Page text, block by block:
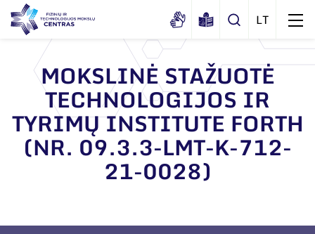
Apie mus
Dokumentai
Sertifikatai ir akreditavimo pažymėjimai
Viešieji pirkimai
Struktūra
Administracija
Administraciniai skyriai
Naujienos
Bendri rekvizitai
MOKSLINĖ STAŽUOTĖ
TECHNOLOGIJOS IR
TYRIMŲ INSTITUTE FORTH
(NR. 09.3.3-LMT-K-712-
21-0028)